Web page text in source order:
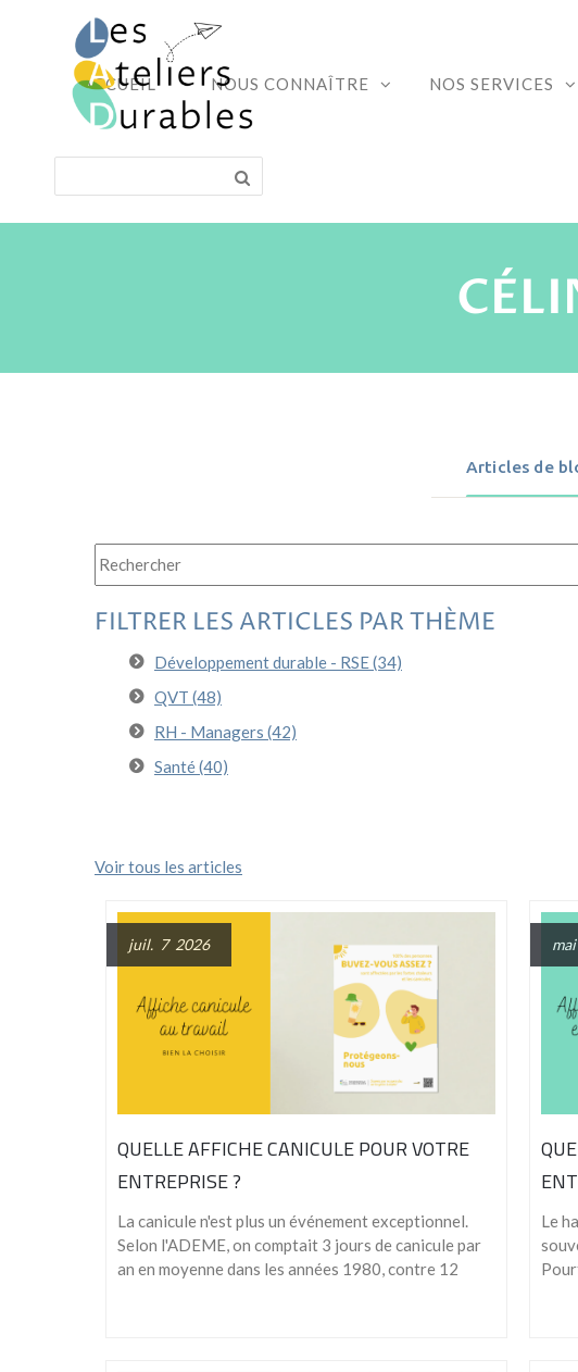
ACCUEIL NOUS CONNAÎTRE NOS SERVICES
Articles de
FILTRER LES ARTICLES PAR THÈME
Développement durable - RSE(34)
QVT (48)
RH - Managers (42)
Santé(40)
Voir tous les articles
juil. 7 2026
QUELLE AFFICHE CANICULE POUR VOTRE
ENTREPRISE ?
La canicule n'est plus un événement exceptionnel.
Selon l'ADEME, on comptait 3 jours de canicule par
an en moyenne dans les années 1980, contre 12
Le